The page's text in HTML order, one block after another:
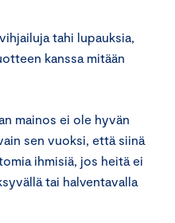
tahi lupauksia,
kanssa mitään
mainos ei ole hyvän
sen vuoksi, että siinä
ihmisiä, jos heitä ei
tai halventavalla